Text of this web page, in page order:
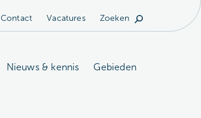
Contact Vacatures Zoeken
Nieuws & kennis Gebieden